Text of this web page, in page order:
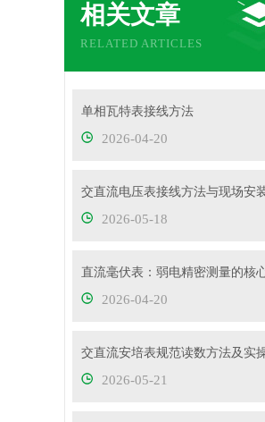
相关文章
RELATED ARTICLES
单相瓦特表接线方法
2026-04-20
2026-05-18
2026-04-20
2026-05-21